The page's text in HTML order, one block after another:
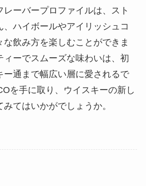
レーバープロファイルは、スト
、ハイボールやアイリッシュコ
な飲み方を楽しむことができま
ィーでスムーズな味わいは、初
ー通まで幅広い層に愛されるで
を手に取り、ウイスキーの新し
てはいかがでしょうか。